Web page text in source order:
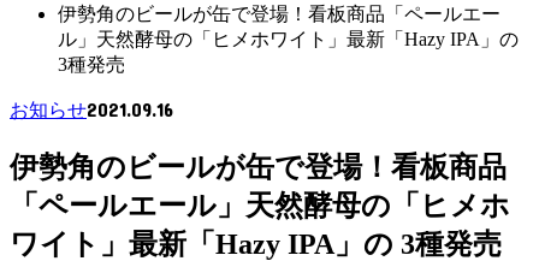
伊勢角のビールが缶で登場！看板商品「ペールエー
ル」天然酵母の「ヒメホワイト」最新「Hazy IPA」の
3種発売
お知らせ2021.09.16
伊勢角のビールが缶で登場！看板商品
「ペールエール」天然酵母の「ヒメホ
ワイト」最新「Hazy IPA」の 3種発売